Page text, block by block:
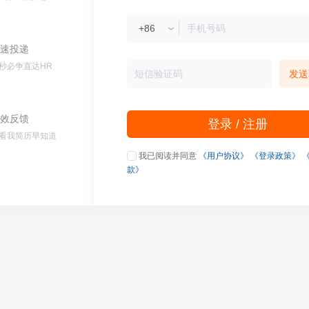
投递
必争直达HR
反馈
我简历早知道
发
登录 / 注册
我已阅读并同意 《用户协议》 《登录政策》
款》